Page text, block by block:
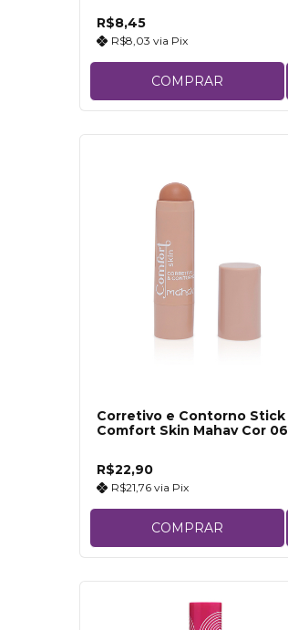
R$8,45
R$8,03 via Pix
COMPRAR
Corretivo e Contorno Stick
Comfort Skin Mahav Cor 06
R$22,90
R$21,76 via Pix
COMPRAR